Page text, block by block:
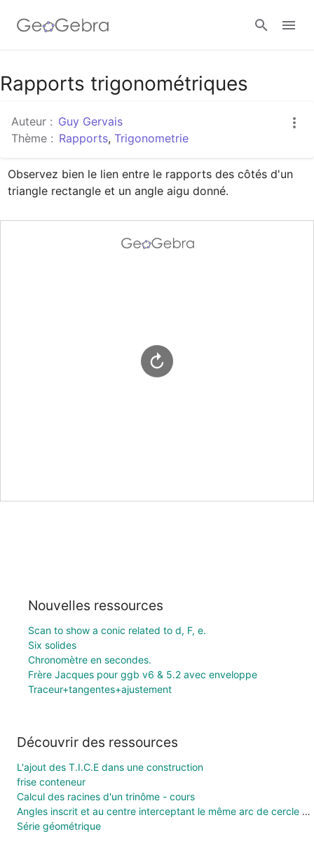
Google Classroom
Classe GeoGebra
Se connecter
Rapports trigonométriques
Auteur : Guy Gervais
Thème : Rapports, Trigonometrie
Observez bien le lien entre le rapports des côtés d'un
triangle rectangle et un angle aigu donné.
Nouvelles ressources
Scan to show a conic related to d, F, e.
Six solides
Chronomètre en secondes.
Frère Jacques pour ggb v6 & 5.2 avec enveloppe
Traceur+tangentes+ajustement
Découvrir des ressources
L'ajout des T.I.C.E dans une construction
frise conteneur
Calcul des racines d'un trinôme - cours
Angles inscrit et au centre interceptant le même arc de cercle dans un même cerlce
Série géométrique